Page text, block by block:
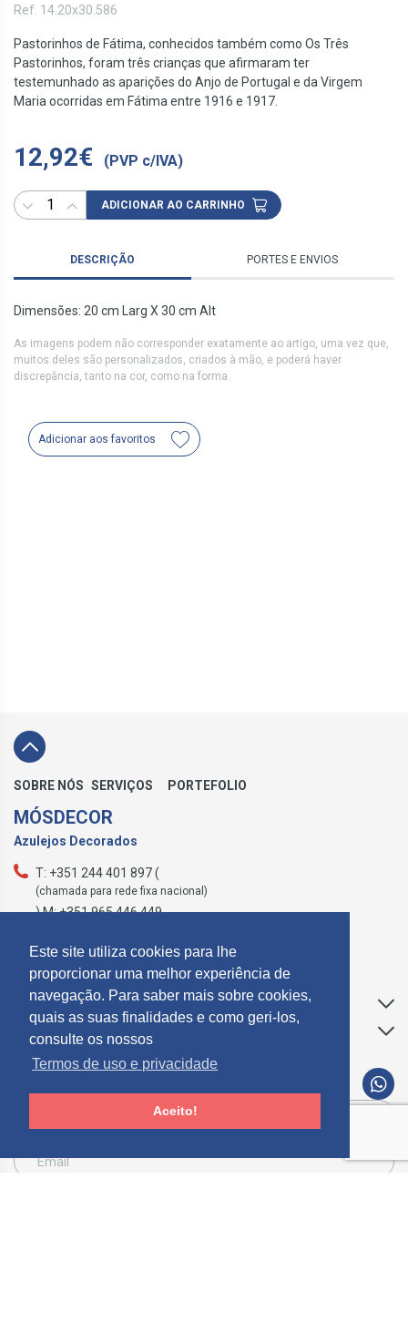
Este site utiliza cookies para lhe
proporcionar uma melhor experiência de
navegação. Para saber mais sobre cookies,
quais as suas finalidades e como geri-los,
consulte os nossos
Termos de uso e privacidade
Aceito!
Ref. 14.20x30.586
Pastorinhos de Fátima, conhecidos também como Os Três
Pastorinhos, foram três crianças que afirmaram ter
testemunhado as aparições do Anjo de Portugal e da Virgem
Maria ocorridas em Fátima entre 1916 e 1917.
12,92€ (PVP c/IVA)
ADICIONAR AO CARRINHO
DESCRIÇÃO PORTES E ENVIOS
Dimensões: 20 cm Larg X 30 cm Alt
As imagens podem não corresponder exatamente ao artigo, uma vez que,
muitos deles são personalizados, criados à mão, e poderá haver
discrepância, tanto na cor, como na forma.
Adicionar aos favoritos
SOBRE NÓS SERVIÇOS PORTEFOLIO
MÓSDECOR
Azulejos Decorados
T: +351 244 401 897 (
(chamada para rede fixa nacional)
) M: +351 965 446 449
Apoio ao Cliente
Informações
SUBCREVER NEWSLETTER